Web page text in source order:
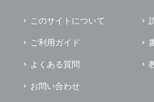
者に提供および公開することはありま
示する場合．ただし，この場合に開示
このサイトについて
ご利用ガイド
よくある質問
お問い合わせ